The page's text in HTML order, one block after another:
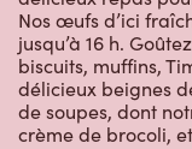
Nos œufs d’ici
jusqu’à 16 h.
biscuits, muffins,
délicieux beignes
de soupes, dont
crème de brocoli,